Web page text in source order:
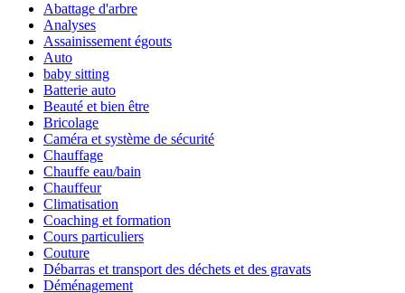
Abattage d'arbre
Analyses
Assainissement égouts
Auto
baby sitting
Batterie auto
Beauté et bien être
Bricolage
Caméra et système de sécurité
Chauffage
Chauffe eau/bain
Chauffeur
Climatisation
Coaching et formation
Cours particuliers
Couture
Débarras et transport des déchets et des gravats
Déménagement